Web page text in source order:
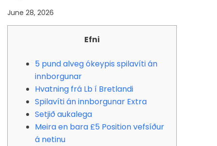
June 28, 2026
Efni
5 pund alveg ókeypis spilavíti án
innborgunar
Hvatning frá Lb í Bretlandi
Spilavíti án innborgunar Extra
Setjið aukalega
Meira en bara £5 Position vefsíður
á netinu